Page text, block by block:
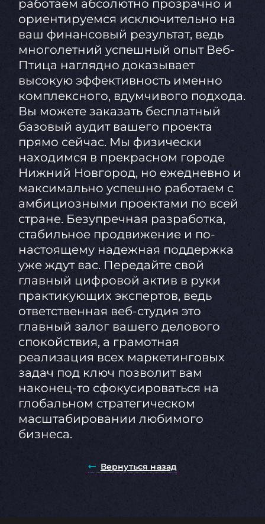
работаем абсолютно прозрачно и
ориентируемся исключительно на
ваш финансовый результат, ведь
многолетний успешный опыт Веб-
Птица наглядно доказывает
высокую эффективность именно
комплексного, вдумчивого подхода.
Вы можете заказать бесплатный
базовый аудит вашего проекта
прямо сейчас. Мы физически
находимся в прекрасном городе
Нижний Новгород, но ежедневно и
максимально успешно работаем с
амбициозными проектами по всей
стране. Безупречная разработка,
стабильное продвижение и по-
настоящему надежная поддержка
уже ждут вас. Передайте свой
главный цифровой актив в руки
практикующих экспертов, ведь
ответственная веб-студия это
главный залог вашего делового
спокойствия, а грамотная
реализация всех маркетинговых
задач под ключ позволит вам
наконец-то сфокусироваться на
глобальном стратегическом
масштабировании любимого
бизнеса.
Вернуться назад